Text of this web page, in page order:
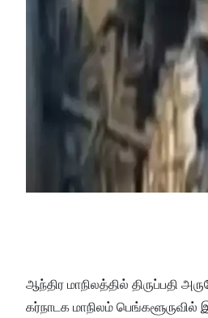
ஆந்திர மாநிலத்தில் திருப்பதி
கர்நாடக மாநிலம் பெங்களூருவில்